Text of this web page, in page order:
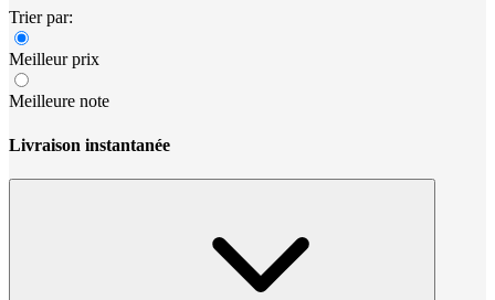
Trier par:
Meilleur prix
Meilleure note
Livraison instantanée